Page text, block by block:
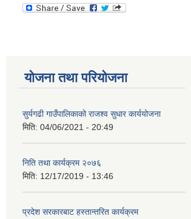
योजना तथा परियोजना
सुर्यगढी गाउँपालिकाको राजश्व सुधार कार्ययोजना
मिति: 04/06/2021 - 20:49
निति तथा कार्यक्रम २०७६
मिति: 12/17/2019 - 13:46
प्रदेश सरकारबाट हस्तान्तरित कार्यक्रम